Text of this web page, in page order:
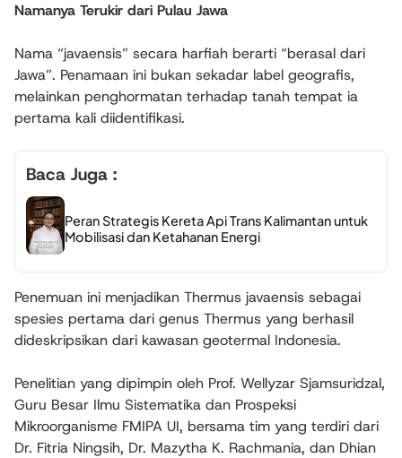
Namanya Terukir dari Pulau Jawa
Nama “javaensis” secara harfiah berarti “berasal dari
Jawa”. Penamaan ini bukan sekadar label geografis,
melainkan penghormatan terhadap tanah tempat ia
pertama kali diidentifikasi.
Baca Juga :
Peran Strategis Kereta Api Trans Kalimantan untuk
Mobilisasi dan Ketahanan Energi
Penemuan ini menjadikan Thermus javaensis sebagai
spesies pertama dari genus Thermus yang berhasil
dideskripsikan dari kawasan geotermal Indonesia.
Penelitian yang dipimpin oleh Prof. Wellyzar Sjamsuridzal,
Guru Besar Ilmu Sistematika dan Prospeksi
Mikroorganisme FMIPA UI, bersama tim yang terdiri dari
Dr. Fitria Ningsih, Dr. Mazytha K. Rachmania, dan Dhian